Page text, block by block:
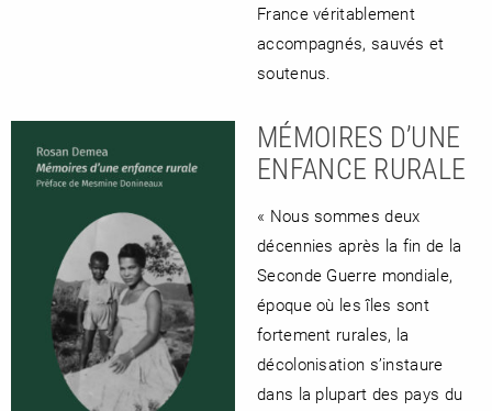
France véritablement
accompagnés, sauvés et
soutenus.
MÉMOIRES D’UNE
ENFANCE RURALE
« Nous sommes deux
décennies après la fin de la
Seconde Guerre mondiale,
époque où les îles sont
fortement rurales, la
décolonisation s’instaure
dans la plupart des pays du